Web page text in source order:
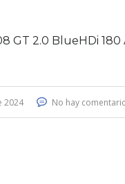
GT 2.0 BlueHDi 180
2024 No hay